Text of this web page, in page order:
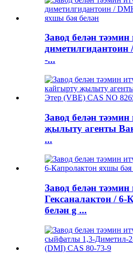
Завод белән
диметилгидантоин
-...
Завод белән тәэмин
җылыту агенты
...
Завод белән тәэмин
Гексаналактон / 6-
белән g ...